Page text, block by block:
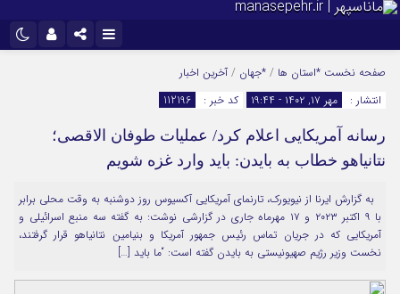
اینستاگرام
سروش
آپارات
نام کاربری یا نشانی ایمیل
رمز عبور
مرا به خاطر بسپار
صفحه نخست *استان ها / *جهان / آخرین اخبار
انتشار :
مهر ۱۷, ۱۴۰۲ - ۱۹:۴۴ کد خبر : 112196
رسانه آمریکایی اعلام کرد/ عملیات طوفان الاقصی؛
نتانیاهو خطاب به بایدن: باید وارد غزه شویم
به گزارش ایرنا از نیویورک، تارنمای آمریکایی آکسیوس روز دوشنبه به وقت محلی برابر
با ۹ اکتبر ۲۰۲۳ و ۱۷ مهرماه جاری در گزارشی نوشت: به گفته سه منبع اسرائیلی و
آمریکایی که در جریان تماس رئیس جمهور آمریکا و بنیامین نتانیاهو قرار گرفتند،
نخست وزیر رژیم صهیونیستی به بایدن گفته است: “ما باید […]